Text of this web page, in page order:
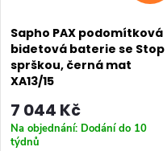
p
r
o
d
p
r
o
Sapho PAX podomítková
bidetová baterie se Stop
sprškou, černá mat
XA13/15
7 044 Kč
Na objednání: Dodání do 10
týdnů